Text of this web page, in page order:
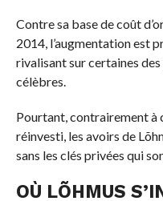
Contre sa base de coût
2014, l’augmentation est
rivalisant sur certaines
célèbres.
Pourtant, contrairement à
réinvesti, les avoirs de
sans les clés privées qui
OÙ LÕHMUS